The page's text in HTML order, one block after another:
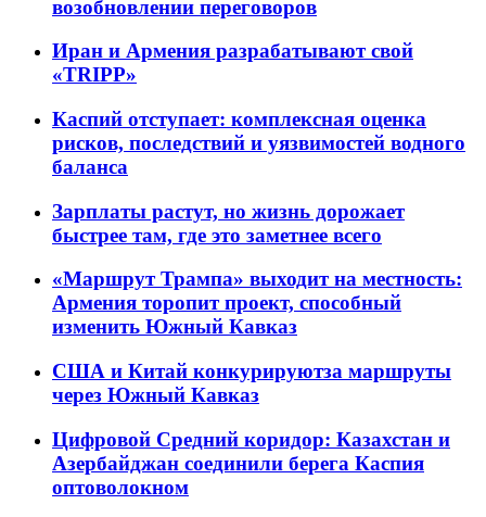
возобновлении переговоров
Иран и Армения разрабатывают свой
«TRIPP»
Каспий отступает: комплексная оценка
рисков, последствий и уязвимостей водного
баланса
Зарплаты растут, но жизнь дорожает
быстрее там, где это заметнее всего
«Маршрут Трампа» выходит на местность:
Армения торопит проект, способный
изменить Южный Кавказ
США и Китай конкурируютза маршруты
через Южный Кавказ
Цифровой Средний коридор: Казахстан и
Азербайджан соединили берега Каспия
оптоволокном